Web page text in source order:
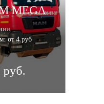
MEGA
от 4 руб
руб.